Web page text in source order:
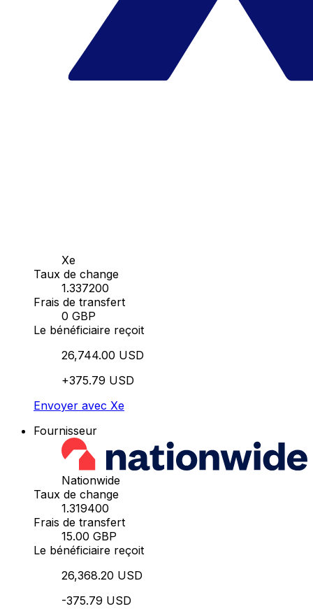
Xe
Taux de change
1.337200
Frais de transfert
0 GBP
Le bénéficiaire reçoit
26,744.00 USD
+375.79 USD
Envoyer avec Xe
Fournisseur
Nationwide
Taux de change
1.319400
Frais de transfert
15.00 GBP
Le bénéficiaire reçoit
26,368.20 USD
-375.79 USD